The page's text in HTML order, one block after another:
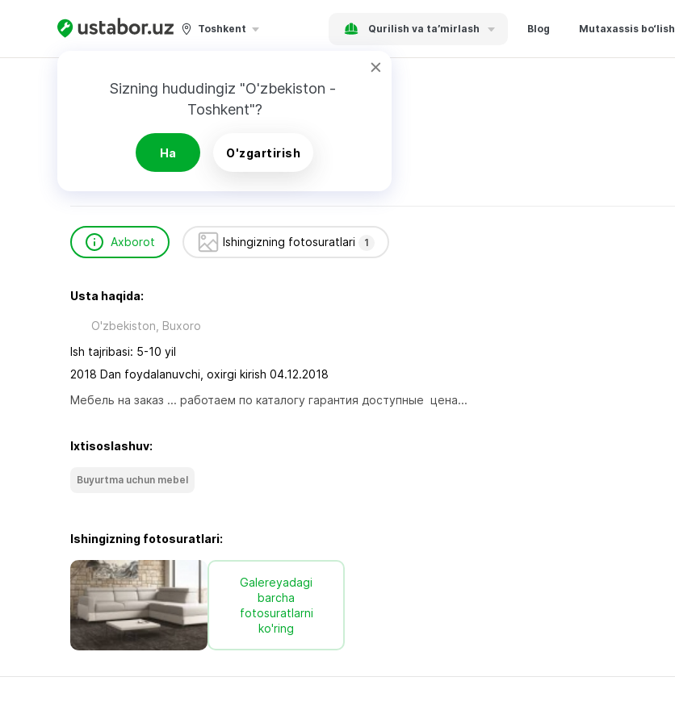
Toshkent Qurilish va ta’mirlash Blog Mutaxassis bo‘lish
Sizning hududingiz "O'zbekiston -
Toshkent"?
Ha O'zgartirish
Bosh sahifa Qurilish va ta’mirlash
Axborot Ishingizning fotosuratlari 1
Usta haqida:
O'zbekiston, Buxoro
Ish tajribasi: 5-10 yil
2018 Dan foydalanuvchi, oxirgi kirish 04.12.2018
Мебель на заказ ... работаем по каталогу гарантия доступные  цена...
Ixtisoslashuv:
Buyurtma uchun mebel
Ishingizning fotosuratlari:
Galereyadagi
barcha
fotosuratlarni
ko'ring